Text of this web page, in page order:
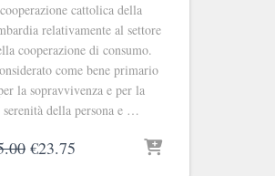
cooperazione cattolica della
relativamente al settore
cooperazione di consumo.
come bene primario
la sopravvivenza e per la
serenità della persona e …
Il
€23.75